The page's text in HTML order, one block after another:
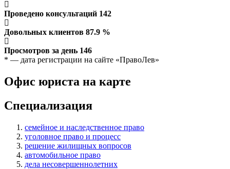
Проведено консультаций 142
Довольных клиентов 87.9 %
Просмотров за день 146
* — дата регистрации на сайте «ПравоЛев»
Офис юриста на карте
Специализация
семейное и наследственное право
уголовное право и процесс
решение жилищных вопросов
автомобильное право
дела несовершеннолетних